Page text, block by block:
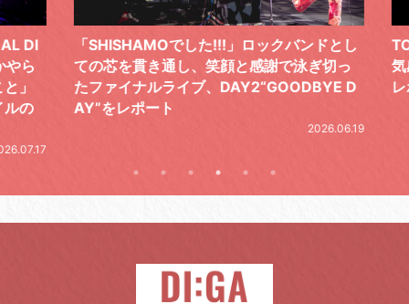
DI
ら
の
「SHISHAMOでした!!!」ロックバンドとし
ての芯を貫き通し、笑顔と感謝で泳ぎ切っ
たファイナルライブ、DAY2“GOODBYE D
AY”をレポート
2026.06.19
気
レ